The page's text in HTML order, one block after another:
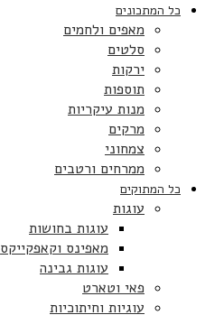
כל המתכונים
מאפים ולחמים
סלטים
ירקות
תוספות
מנות עיקריות
מרקים
צמחוני
ממרחים ורטבים
כל המתוקים
עוגות
עוגות בחושות
מאפינס וקאפקייקס
עוגות גבינה
פאי וטארט
עוגיות וחיתוכיות